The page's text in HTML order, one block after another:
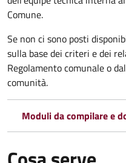
Comune.
Se non ci sono posti
sulla base dei criteri e dei
Regolamento comunale o
comunità.
Moduli da compilare e